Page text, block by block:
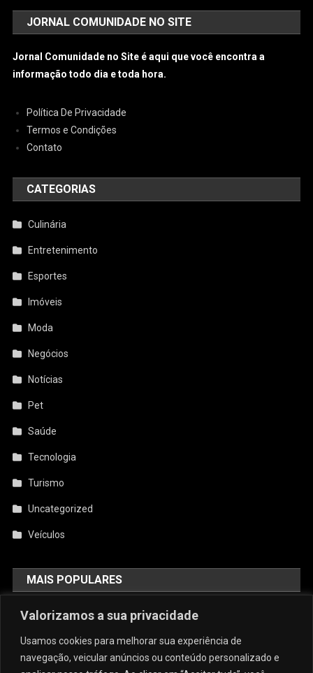
Valorizamos a sua privacidade
Usamos cookies para melhorar sua experiência de
navegação, veicular anúncios ou conteúdo personalizado e
JORNAL COMUNIDADE NO SITE
Jornal Comunidade no Site é aqui que você encontra a
informação todo dia e toda hora.
Política De Privacidade
Termos e Condições
Contato
CATEGORIAS
Culinária
Entretenimento
Esportes
Imóveis
Moda
Negócios
Notícias
Pet
Saúde
Tecnologia
Turismo
Uncategorized
Veículos
MAIS POPULARES
AquiCupom: O Melhor Site De